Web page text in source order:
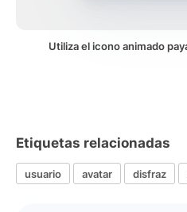
Utiliza el icono animado
Etiquetas relacionadas
usuario avatar disfraz